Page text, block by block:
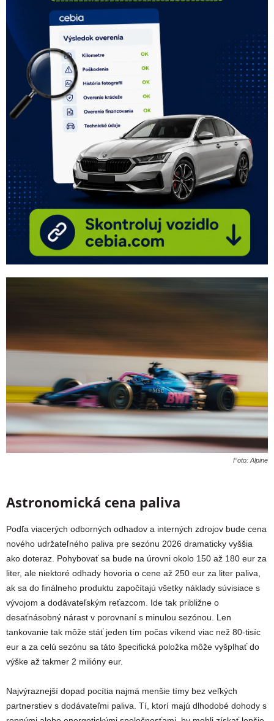
Foto: Alpine
Astronomická cena paliva
Podľa viacerých odborných odhadov a interných zdrojov bude cena
nového udržateľného paliva pre sezónu 2026 dramaticky vyššia
ako doteraz. Pohybovať sa bude na úrovni okolo 150 až 180 eur za
liter, ale niektoré odhady hovoria o cene až 250 eur za liter paliva,
ak sa do finálneho produktu započítajú všetky náklady súvisiace s
vývojom a dodávateľským reťazcom. Ide tak približne o
desaťnásobný nárast v porovnaní s minulou sezónou. Len
tankovanie tak môže stáť jeden tím počas víkend viac než 80-tisíc
eur a za celú sezónu sa táto špecifická položka môže vyšplhať do
výške až takmer 2 milióny eur.
Najvýraznejší dopad pocítia najmä menšie tímy bez veľkých
partnerstiev s dodávateľmi paliva. Tí, ktorí majú dlhodobé dohody s